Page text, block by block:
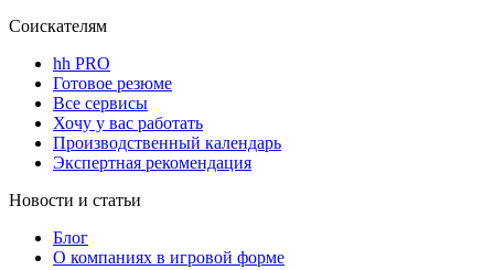
Соискателям
hh PRO
Готовое резюме
Все сервисы
Хочу у вас работать
Производственный календарь
Экспертная рекомендация
Новости и статьи
Блог
О компаниях в игровой форме